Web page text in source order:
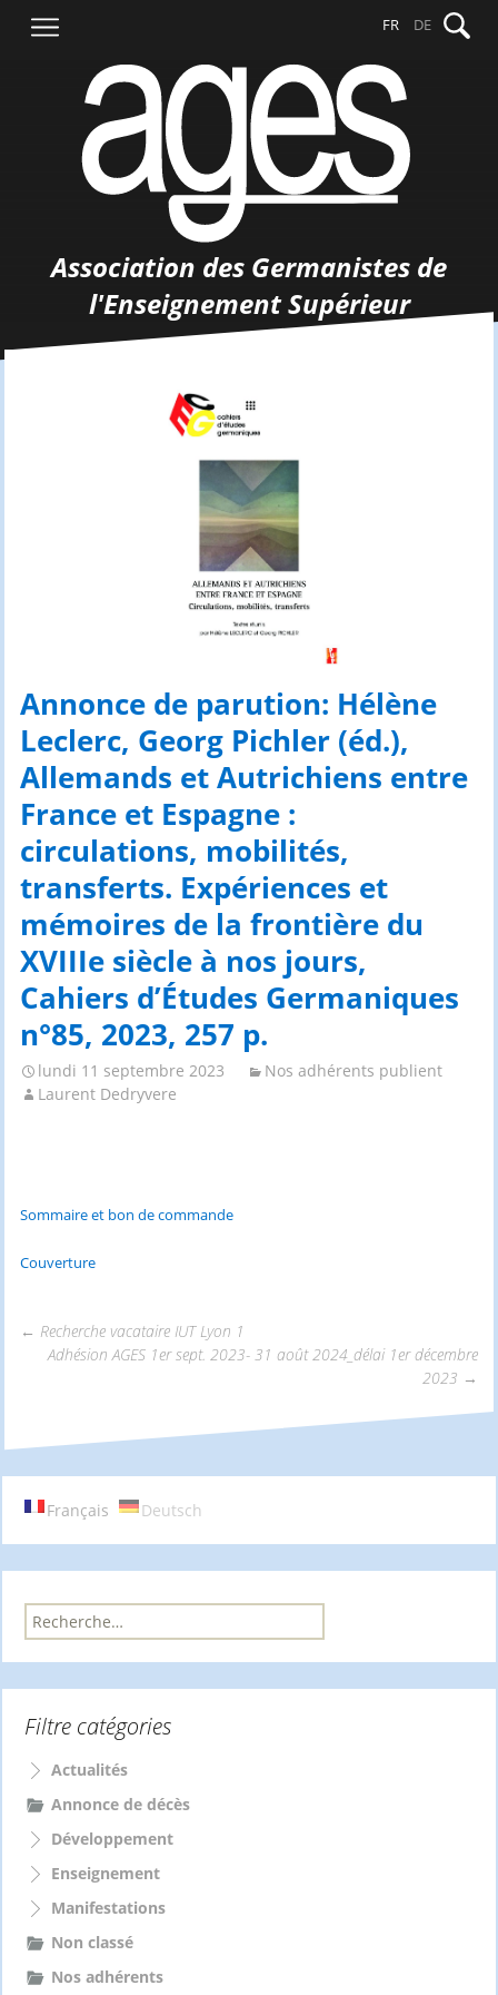
contenu
FR DE
Association des Germanistes de
l'Enseignement Supérieur
Annonce de parution: Hélène
Leclerc, Georg Pichler (éd.),
Allemands et Autrichiens entre
France et Espagne :
circulations, mobilités,
transferts. Expériences et
mémoires de la frontière du
XVIIIe siècle à nos jours,
Cahiers d’Études Germaniques
n°85, 2023, 257 p.
lundi 11 septembre 2023
Nos adhérents publient
Laurent Dedryvere
Sommaire et bon de commande
Couverture
des
articles
← Recherche vacataire IUT Lyon 1
Adhésion AGES 1er sept. 2023- 31 août 2024_délai 1er décembre
2023 →
Français Deutsch
R
e
r
h
r
Filtre catégories
Actualités
Annonce de décès
Développement
Enseignement
Manifestations
Non classé
Nos adhérents